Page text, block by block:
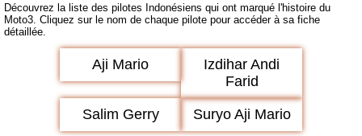
Découvrez la liste des pilotes Indonésiens qui ont marqué l'histoire du
Moto3. Cliquez sur le nom de chaque pilote pour accéder à sa fiche
détaillée.
Aji Mario
Izdihar Andi
Farid
Salim Gerry Suryo Aji Mario